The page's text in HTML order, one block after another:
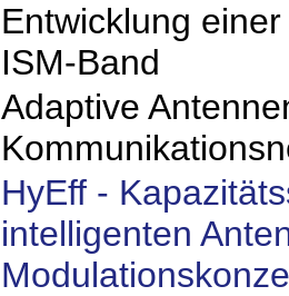
Entwicklung
ISM-Band
Adaptive
HyEff -
intelligenten